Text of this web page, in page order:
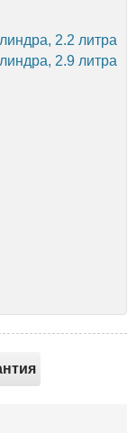
2.2 литра
2.9 литра